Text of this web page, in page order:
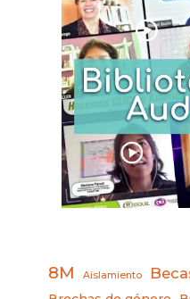
8M Aislamiento